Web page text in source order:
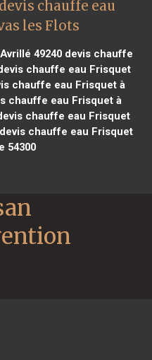
chauffe eau
les Flots
49240 devis chauffe
chauffe eau Frisquet
chauffe eau Frisquet à
chauffe eau Frisquet à
chauffe eau Frisquet
chauffe eau Frisquet
54300